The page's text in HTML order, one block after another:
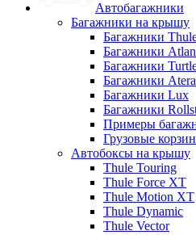
Автобагажники
Багажники на крышу
Багажники
Багажники
Багажники
Багажники Atera
Багажники Lux
Багажники
Примеры
Грузовые
Автобоксы на крышу
Thule Touring
Thule Force XT
Thule Motion XT
Thule Dynamic
Thule Vector